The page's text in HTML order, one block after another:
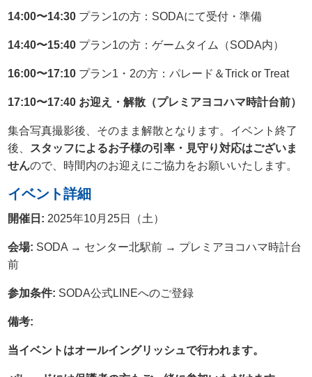
14:00〜14:30 プラン1の方：SODAにて受付・準備
14:40〜15:40 プラン1の方：ゲームタイム（SODA内）
16:00〜17:10 プラン1・2の方：パレード＆Trick or Treat
17:10〜17:40 お迎え・解散（プレミアヨコハマ時計台前）
集合写真撮影後、そのまま解散となります。イベント終了
後、
スタッフによるお子様の引率・見守り対応はございま
せんので、時間内のお迎えにご協力をお願いいたします。
イベント詳細
開催日: 2025年10月25日（土）
会場: SODA → センター北駅前 → プレミアヨコハマ時計台
前
参加条件: SODA公式LINEへのご登録
備考:
当イベントはオールイングリッシュで行われます。